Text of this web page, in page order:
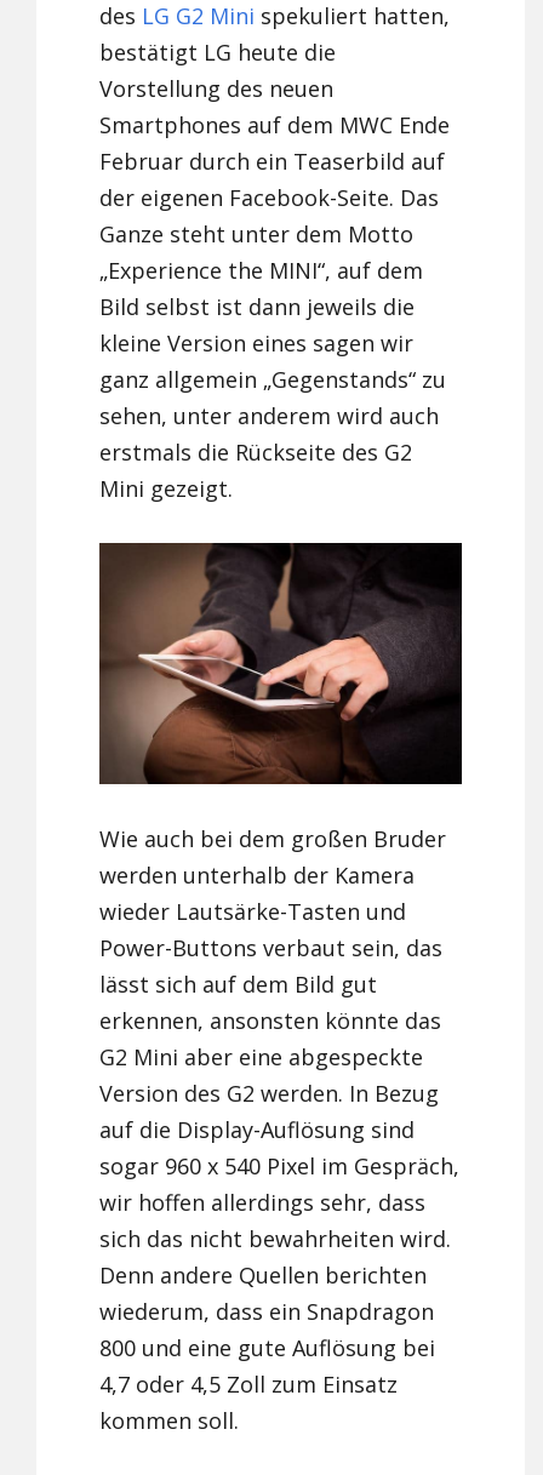
des LG G2 Mini spekuliert hatten,
bestätigt LG heute die
Vorstellung des neuen
Smartphones auf dem MWC Ende
Februar durch ein Teaserbild auf
der eigenen Facebook-Seite. Das
Ganze steht unter dem Motto
„Experience the MINI“, auf dem
Bild selbst ist dann jeweils die
kleine Version eines sagen wir
ganz allgemein „Gegenstands“ zu
sehen, unter anderem wird auch
erstmals die Rückseite des G2
Mini gezeigt.
Wie auch bei dem großen Bruder
werden unterhalb der Kamera
wieder Lautsärke-Tasten und
Power-Buttons verbaut sein, das
lässt sich auf dem Bild gut
erkennen, ansonsten könnte das
G2 Mini aber eine abgespeckte
Version des G2 werden. In Bezug
auf die Display-Auflösung sind
sogar 960 x 540 Pixel im Gespräch,
wir hoffen allerdings sehr, dass
sich das nicht bewahrheiten wird.
Denn andere Quellen berichten
wiederum, dass ein Snapdragon
800 und eine gute Auflösung bei
4,7 oder 4,5 Zoll zum Einsatz
kommen soll.